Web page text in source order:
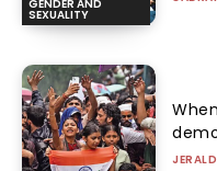
GENDER AND
SEXUALITY